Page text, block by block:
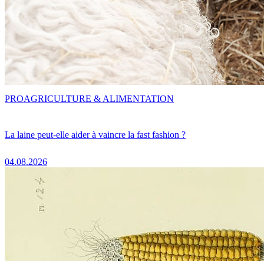
La laine peut-elle aider à vaincre la fast fashion ?
04.08.2026
PROAGRICULTURE & ALIMENTATION